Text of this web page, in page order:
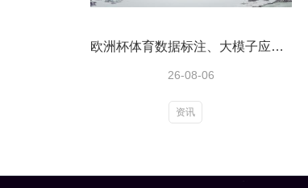
欧洲杯体育数据标注、大模子应用等新兴赛说念加速布局-开云(中国)kaiyun网页版登录入口
26-08-06
资讯